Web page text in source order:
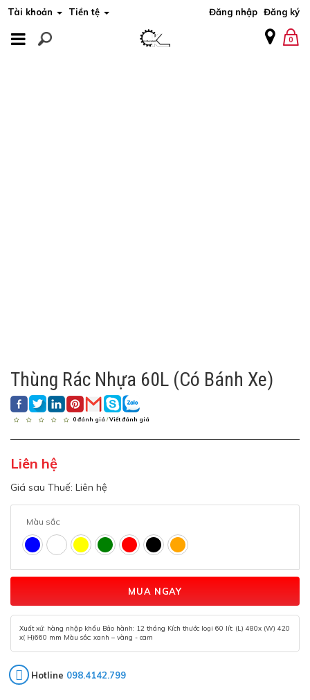
Tài khoản Tiền tệ Đăng nhập Đăng ký
MENU 0
Thùng Rác Nhựa 60L (có Bánh Xe)
0 đánh giá /Viết đánh giá
Liên hệ
Giá sau Thuế: Liên hệ
Màu sắc
MUA NGAY
Xuất xứ: hàng nhập khẩu Bảo hành: 12 tháng Kích thước loại 60 lít: (L) 480x (W) 420
x( H)660 mm Màu sắc: xanh – vàng - cam
Hotline 098.4142.799